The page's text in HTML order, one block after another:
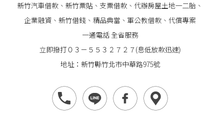
新竹汽車借款 、 新竹票貼 、支票借款、代辦房屋土地一二胎、
企業融資 、 新竹借錢 、精品典當、軍公教借款、代償專案
一通電話 全省服務
立即撥打０３－５５３２７２７(息低放款迅速)
地址：新竹縣竹北市中華路975號